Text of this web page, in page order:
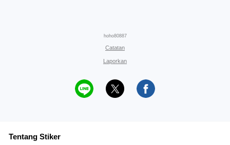
hoho80887
Catatan
Laporkan
Tentang Stiker